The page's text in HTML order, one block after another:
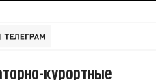
курортные